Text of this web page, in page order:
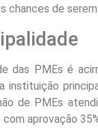
chances de
das PMEs é
instituição
de PMEs
aprovação